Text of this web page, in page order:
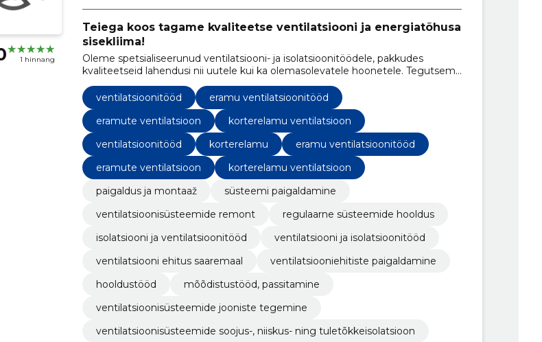
1 hinnang
Teiega koos tagame kvaliteetse ventilatsiooni ja energiatõhusa
sisekliima!
Oleme spetsialiseerunud ventilatsiooni- ja isolatsioonitöödele, pakkudes
kvaliteetseid lahendusi nii uutele kui ka olemasolevatele hoonetele. Tegutseme
peamiselt Saaremaal, Muhumaal, Hiiumaal ja Harjumaal, kuid teostame töid üle
kogu Eesti.
ventilatsioonitööd
eramu ventilatsioonitööd
eramute ventilatsioon
korterelamu ventilatsioon
ventilatsioonitööd
korterelamu
eramu ventilatsioonitööd
eramute ventilatsioon
korterelamu ventilatsioon
paigaldus ja montaaž
süsteemi paigaldamine
ventilatsioonisüsteemide remont
regulaarne süsteemide hooldus
isolatsiooni ja ventilatsioonitööd
ventilatsiooni ja isolatsioonitööd
ventilatsiooni ehitus saaremaal
ventilatsiooniehitiste paigaldamine
hooldustööd
mõõdistustööd, passitamine
ventilatsioonisüsteemide jooniste tegemine
ventilatsioonisüsteemide soojus-, niiskus- ning tuletõkkeisolatsioon